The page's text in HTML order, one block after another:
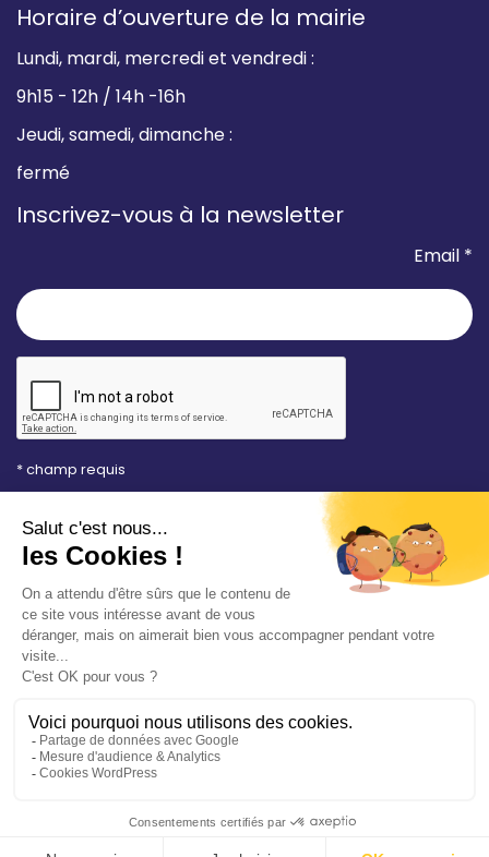
Horaire d’ouverture de la mairie
Lundi, mardi, mercredi et vendredi :
9h15 - 12h / 14h -16h
Jeudi, samedi, dimanche :
fermé
Inscrivez-vous à la newsletter
Email *
* champ requis
vous envoyer les lettres d'information de la Mairie de
Saint-Aubin-sur-Mer. Vous pouvez à tout moment
utiliser le lien de désabonnement intégré dans la
newsletter. Consultez notre
confidentialitépour en savoir plus.
Vos démarches en ligne
Politique de confidentialité
Accessibilité conforme à 94%
Plan du site